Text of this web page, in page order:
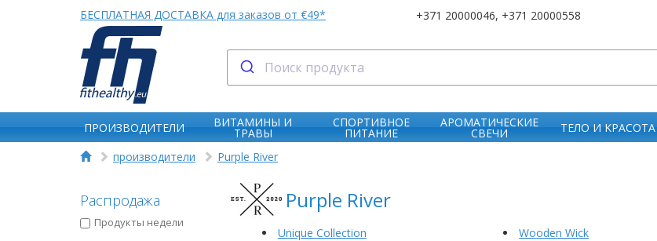
БЕСПЛАТНАЯ ДОСТАВКА для заказов от €49* +371 20000046, +371 20000558
ПРОИЗВОДИТЕЛИ ВИТАМИНЫ И
ТРАВЫ
СПОРТИВНОЕ
ПИТАНИЕ
АРОМАТИЧЕСКИЕ
СВЕЧИ ТЕЛО И KРАСОТА
производители
Purple River
Распродажа
Продукты недели
Purple River
Unique Collection Wooden Wick